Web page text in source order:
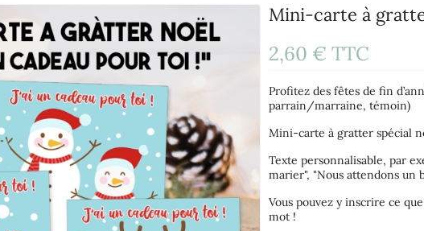
Mini-carte à
2,60 €TTC
Profitez des fêtes de fin
parrain/marraine, témoin)
Mini-carte à gratter spécial
Texte personnalisable, par
marier", "Nous attendons un
Vous pouvez y inscrire ce
mot !